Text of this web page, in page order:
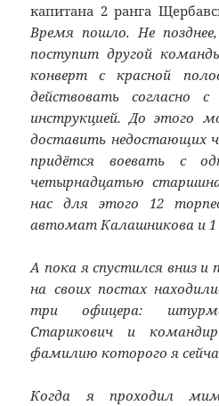
капитана 2 ранга
Время пошло. Не
поступит другой
конверт с красной
действовать согласно
инструкцией. До этого
доставить недостающих
придётся воевать с
четырнадцатью
нас для этого 12
автомат Калашникова и 1
А пока я спустился вниз и
на своих постах
три офицера:
Старикович и
фамилию которого я
Когда я проходил